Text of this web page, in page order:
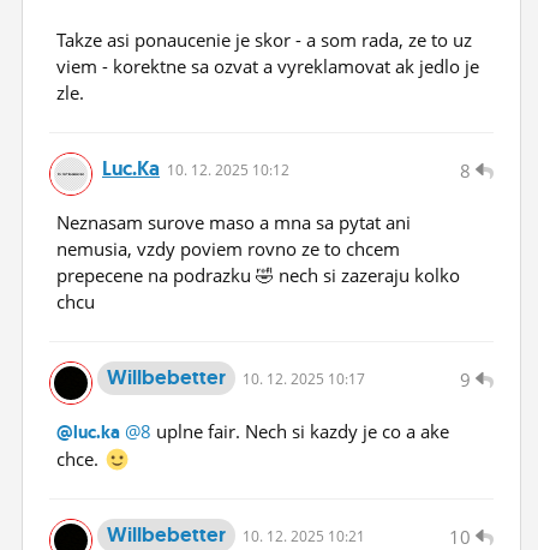
Takze asi ponaucenie je skor - a som rada, ze to uz
viem - korektne sa ozvat a vyreklamovat ak jedlo je
zle.
8
Luc.ka 10. 12. 2025 10:12
Neznasam surove maso a mna sa pytat ani
nemusia, vzdy poviem rovno ze to chcem
prepecene na podrazku 🤣 nech si zazeraju kolko
chcu
9
Willbebetter 10. 12. 2025 10:17
@luc.ka @8 uplne fair. Nech si kazdy je co a ake
chce.
10
Willbebetter 10. 12. 2025 10:21